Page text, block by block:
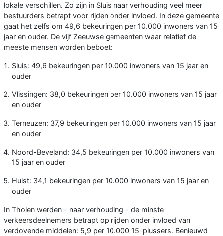
lokale verschillen. Zo zijn in Sluis naar verhouding veel meer
bestuurders betrapt voor rijden onder invloed. In deze gemeente
gaat het zelfs om 49,6 bekeuringen per 10.000 inwoners van 15
jaar en ouder. De vijf Zeeuwse gemeenten waar relatief de
meeste mensen worden beboet:
Sluis: 49,6 bekeuringen per 10.000 inwoners van 15 jaar en
ouder
Vlissingen: 38,0 bekeuringen per 10.000 inwoners van 15 jaar
en ouder
Terneuzen: 37,9 bekeuringen per 10.000 inwoners van 15 jaar
en ouder
Noord-Beveland: 34,5 bekeuringen per 10.000 inwoners van
15 jaar en ouder
Hulst: 34,1 bekeuringen per 10.000 inwoners van 15 jaar en
ouder
In Tholen werden - naar verhouding - de minste
verkeersdeelnemers betrapt op rijden onder invloed van
verdovende middelen: 5,9 per 10.000 15-plussers. Benieuwd